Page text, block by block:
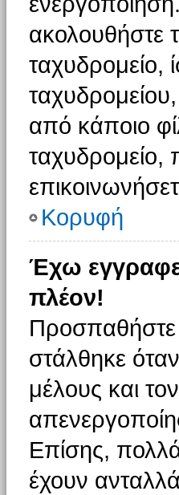
ακολουθήστε
ταχυδρομείο,
από κάποιο
Κορυφή
Έχω
πλέον!
Προσπαθήστε
στάλθηκε
μέλους και
Επίσης,
έχουν